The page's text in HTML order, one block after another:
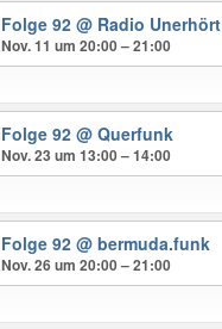
Folge 92@ Radio Unerhört
Nov. 11 um 20:00 – 21:00
Folge 92@ Querfunk
Nov. 23 um 13:00 – 14:00
Folge 92@ bermuda.funk
Nov. 26 um 20:00 – 21:00